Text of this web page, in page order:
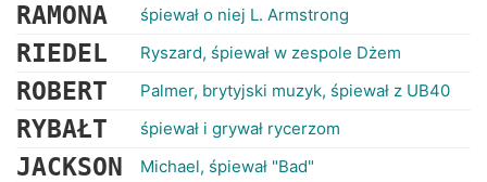
RAMONA śpiewał o niej L. Armstrong
RIEDEL Ryszard, śpiewał w zespole Dżem
ROBERT Palmer, brytyjski muzyk, śpiewał z UB40
RYBAŁT śpiewał i grywał rycerzom
JACKSON Michael, śpiewał "Bad"